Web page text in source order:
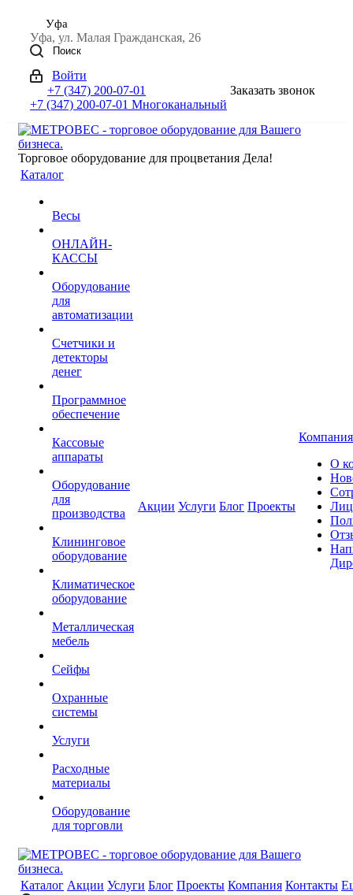
Уфа
Уфа, ул. Малая Гражданская, 26
Поиск
Войти
+7 (347) 200-07-01
+7 (347) 200-07-01 Многоканальный
Заказать звонок
Торговое оборудование для процветания Дела!
Каталог
Весы
ОНЛАЙН-
КАССЫ
Оборудование
для
автоматизации
Счетчики и
детекторы
денег
Программное
обеспечение
Кассовые
аппараты
Оборудование
для
производства
Клининговое
оборудование
Климатическое
оборудование
Металлическая
мебель
Сейфы
Охранные
системы
Услуги
Расходные
материалы
Оборудование
для торговли
Акции Услуги Блог Проекты
Компания
О
Каталог Акции Услуги Блог Проекты Компания Контакты